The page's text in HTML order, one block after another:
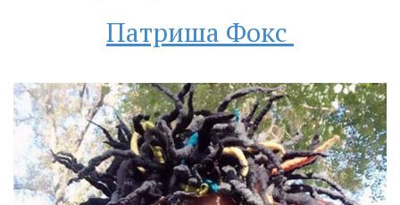
Патриша Фокс